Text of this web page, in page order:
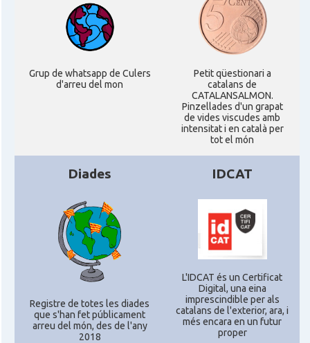
Ambaixada
Ambaixada espanyola a Regne Unit
* + ambaixades i consolats
Grup de whatsapp de Culers
d'arreu del mon
Petit qüestionari a
catalans de
CATALANSALMON.
Pinzellades d'un grapat
de vides viscudes amb
intensitat i en català per
tot el món
Diades
Registre de totes les diades
que s'han fet públicament
arreu del món, des de l'any
2018
IDCAT
L'IDCAT és un Certificat
Digital, una eina
imprescindible per als
catalans de l'exterior, ara, i
més encara en un futur
proper